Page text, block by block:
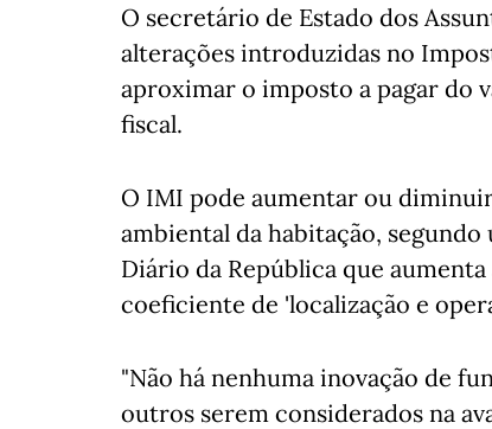
O secretário de Estado dos
alterações introduzidas no
aproximar o imposto a pagar do
fiscal.
O IMI pode aumentar ou
ambiental da habitação,
Diário da República que
coeficiente de 'localização e
"Não há nenhuma inovação de
outros serem considerados na